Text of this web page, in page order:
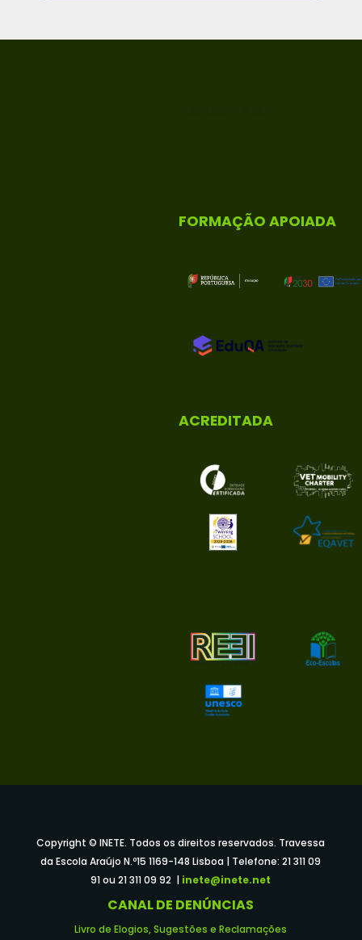
FORMAÇÃO APOIADA
ACREDITADA
Copyright © INETE. Todos os direitos reservados. Travessa
da Escola Araújo N.º15 1169-148 Lisboa | Telefone: 21 311 09
91 ou 21 311 09 92 | inete@inete.net
CANAL DE DENÚNCIAS
Livro de Elogios, Sugestões e Reclamações